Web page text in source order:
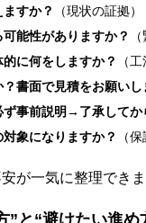
すか？
（現状の証拠）
能性がありますか？
に何をしますか？
（
書面で見積をお願いし
事前説明→了承してか
象になりますか？
（
が一気に整理できま
”と“避けたい進め